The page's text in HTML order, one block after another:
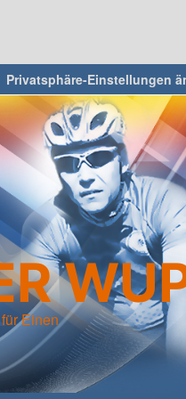
Privatsphäre-Einstellungen
Einen